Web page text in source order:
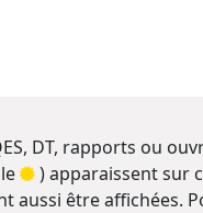
DT, rapports ou
) apparaissent sur
aussi être affichées.